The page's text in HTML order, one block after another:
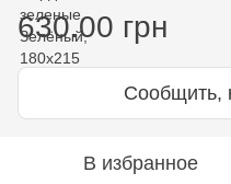
630.00 грн
Сообщить,
В избранное